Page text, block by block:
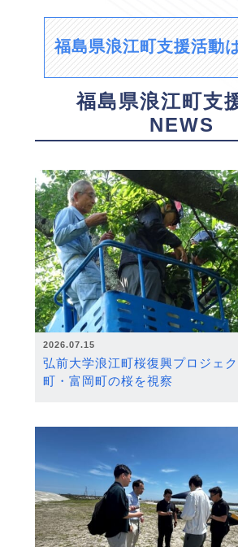
福島県浪江町支援活動
福島県浪江町支
NEWS
2026.07.15
弘前大学浪江町桜復興プロジェ
町・富岡町の桜を視察